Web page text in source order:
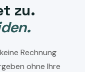
zu.
Rechnung
ohne Ihre